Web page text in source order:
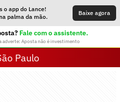
o app do Lance!
palma da mão.
Baixe agora
Fale com o assistente.
adverte: Aposta não é investimento
Paulo